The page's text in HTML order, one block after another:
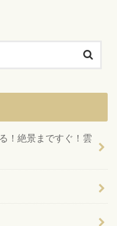
！絶景まですぐ！雲